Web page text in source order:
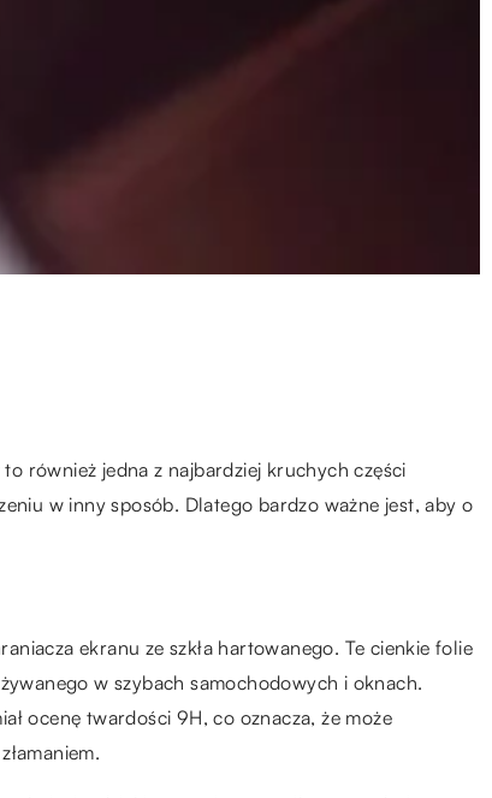
również jedna z najbardziej kruchych części
w inny sposób. Dlatego bardzo ważne jest, aby o
ekranu ze szkła hartowanego. Te cienkie folie
w szybach samochodowych i oknach.
ocenę twardości 9H, co oznacza, że może